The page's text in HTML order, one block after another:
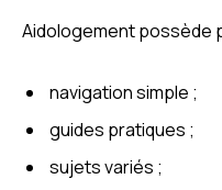
Aidologement possède
navigation simple ;
guides pratiques ;
sujets variés ;